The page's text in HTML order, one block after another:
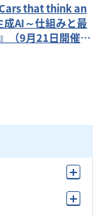
that think an
AI～仕組みと最
（9月21日開催：